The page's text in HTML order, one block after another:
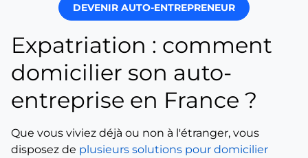
DEVENIR AUTO-ENTREPRENEUR
Expatriation : comment
domicilier son auto-
entreprise en France ?
Que vous viviez déjà ou non à l'étranger, vous
disposez de plusieurs solutions pour domicilier